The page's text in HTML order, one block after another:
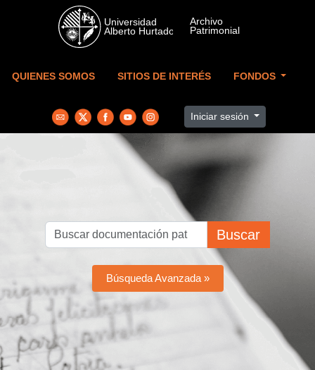
Skip to main content
QUIENES SOMOS SITIOS DE INTERÉS FONDOS
Iniciar sesión
Buscar
Búsqueda Avanzada »